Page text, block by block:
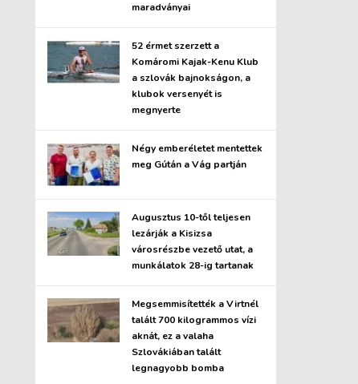
maradványai
52 érmet szerzett a
Komáromi Kajak-Kenu Klub
a szlovák bajnokságon, a
klubok versenyét is
megnyerte
Négy emberéletet mentettek
meg Gútán a Vág partján
Augusztus 10-től teljesen
lezárják a Kisizsa
városrészbe vezető utat, a
munkálatok 28-ig tartanak
Megsemmisítették a Virtnél
talált 700 kilogrammos vízi
aknát, ez a valaha
Szlovákiában talált
legnagyobb bomba